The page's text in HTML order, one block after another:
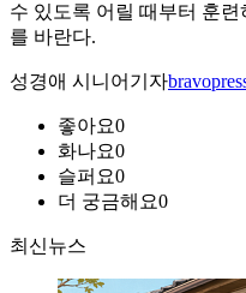
수 있도록 어릴 때부터 훈련
를 바란다.
성경애 시니어기자
좋아요0
화나요0
슬퍼요0
더 궁금해요0
최신뉴스